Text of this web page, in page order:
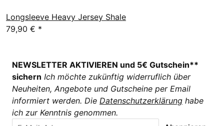
Longsleeve Heavy Jersey Shale
79,90 € *
NEWSLETTER AKTIVIEREN und 5€ Gutschein**
sichern Ich möchte zukünftig widerruflich über
Neuheiten, Angebote und Gutscheine per Email
informiert werden. Die Datenschutzerklärung habe
ich zur Kenntnis genommen.